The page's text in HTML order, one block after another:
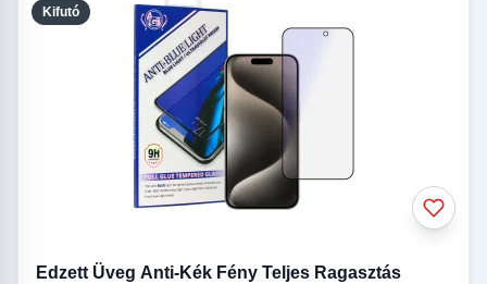
Kifutó
Edzett Üveg Anti-Kék Fény Teljes Ragasztás